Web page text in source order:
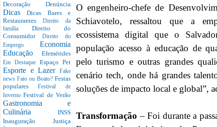
Decoração Denúncia
DicasDicas Bares e
RestaurantesDireito da
família Direito do
Consumidor Direito do
Emprego Economia
Educação Efemérides
Em Destaque Espaço Pet
Esporte e Lazer
Fake
news Fato ou Boato? Festas
popularesFestival de
InvernoFestival de Verão
Gastronomia e
Culinária INSS
Inauguração Justiça
O engenheiro-chefe de
Schiavotelo, ressaltou que a
ecossistema digital que o
população acesso à educação de
pelo turismo e outras grandes
cenário tech, onde há grandes
soluções de impacto local e global”,
Transformação– Foi durante a